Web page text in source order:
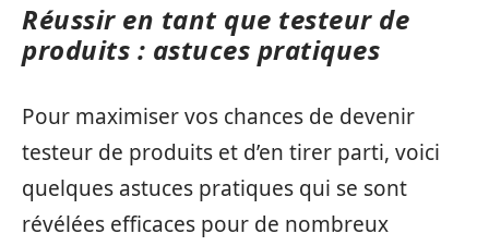
Réussir en tant que testeur de
produits : astuces pratiques
Pour maximiser vos chances de devenir
testeur de produits et d’en tirer parti, voici
quelques astuces pratiques qui se sont
révélées efficaces pour de nombreux